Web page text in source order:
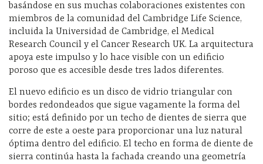
basándose en sus muchas colaboraciones existentes con
miembros de la comunidad del Cambridge Life Science,
incluida la Universidad de Cambridge, el Medical
Research Council y el Cancer Research UK. La arquitectura
apoya este impulso y lo hace visible con un edificio
poroso que es accesible desde tres lados diferentes.
El nuevo edificio es un disco de vidrio triangular con
bordes redondeados que sigue vagamente la forma del
sitio; está definido por un techo de dientes de sierra que
corre de este a oeste para proporcionar una luz natural
óptima dentro del edificio. El techo en forma de diente de
sierra continúa hasta la fachada creando una geometría